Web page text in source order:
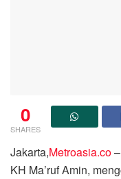
0
SHARES
Jakarta,Metroasia.co
KH Ma’ruf Amin,